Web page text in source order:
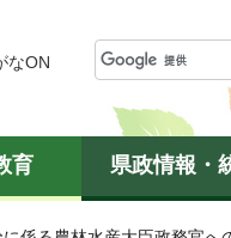
なON
育 県政情報・